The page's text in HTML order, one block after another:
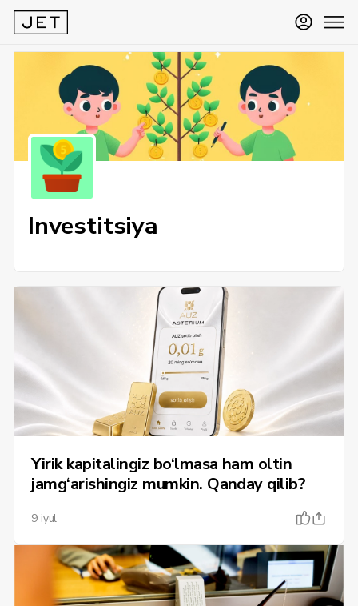
Investitsiya
Yirik kapitalingiz bo‘lmasa ham oltin
jamg‘arishingiz mumkin. Qanday qilib?
9 iyul